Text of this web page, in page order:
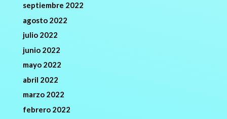
septiembre 2022
agosto 2022
julio 2022
junio 2022
mayo 2022
abril 2022
marzo 2022
febrero 2022